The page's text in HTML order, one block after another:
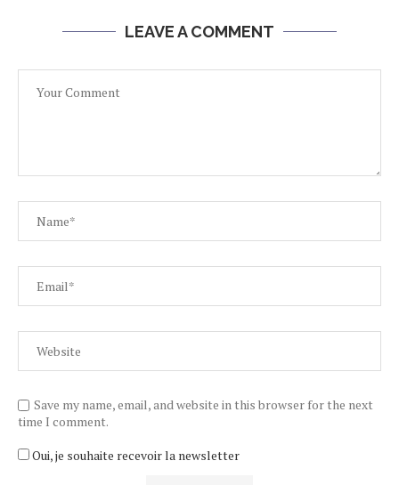
LEAVE A COMMENT
Save my name, email, and website in this browser for the next
time I comment.
Oui, je souhaite recevoir la newsletter